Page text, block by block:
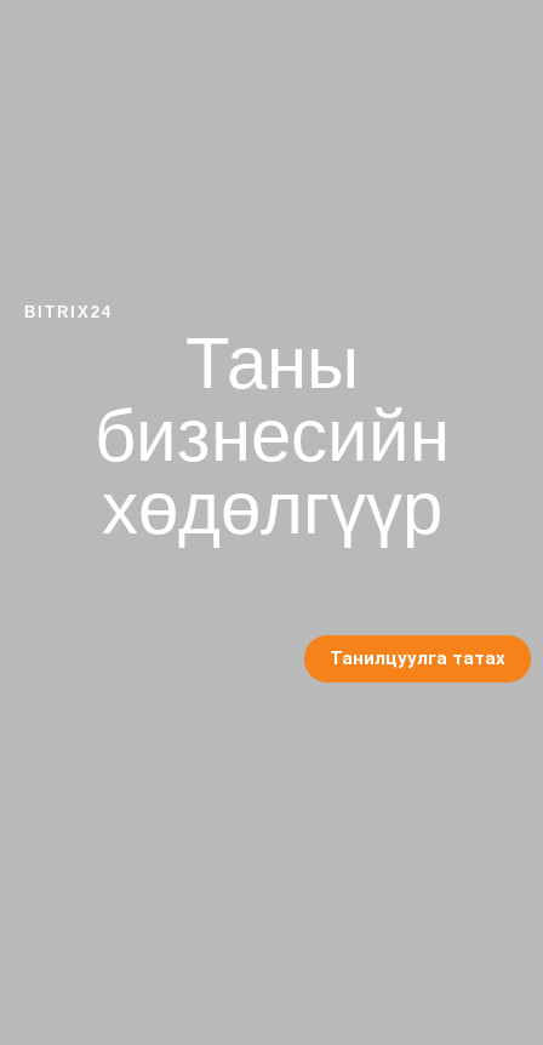
BITRIX24
Таны
бизнесийн
хөдөлгүүр
Танилцуулга татах